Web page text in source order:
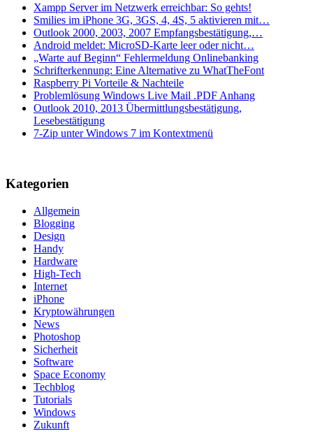
Xampp Server im Netzwerk erreichbar: So gehts!
Smilies im iPhone 3G, 3GS, 4, 4S, 5 aktivieren mit…
Outlook 2000, 2003, 2007 Empfangsbestätigung,…
Android meldet: MicroSD-Karte leer oder nicht…
„Warte auf Beginn“ Fehlermeldung Onlinebanking
Schrifterkennung: Eine Alternative zu WhatTheFont
Raspberry Pi Vorteile & Nachteile
Problemlösung Windows Live Mail .PDF Anhang
Outlook 2010, 2013 Übermittlungsbestätigung,
Lesebestätigung
7-Zip unter Windows 7 im Kontextmenü
Kategorien
Allgemein
Blogging
Design
Handy
Hardware
High-Tech
Internet
iPhone
Kryptowährungen
News
Photoshop
Sicherheit
Software
Space Economy
Techblog
Tutorials
Windows
Zukunft